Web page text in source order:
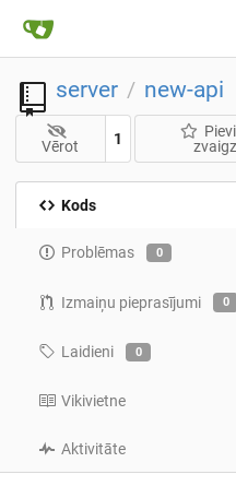
server / new-api
Vērot 1
Kods
Problēmas 0
Izmaiņu pieprasījumi 0
Laidieni 0
Vikivietne
Aktivitāte